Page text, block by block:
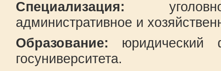
Специализация:
административное и
Образование: юридический
госуниверситета.